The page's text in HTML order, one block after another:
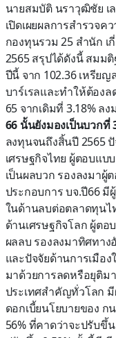
นายสมบัติ นราวุฒิชัย เ
เปิดเผยผลการสำรวจ
กองทุนรวม 25 สำนัก
2565 สรุปได้ดังนี้ สมม
ปีนี้ จาก 102.36 เหรีย
บาร์เรลและทำให้ต้อง
65 จากเดิมที่ 3.18% ล
66 นั้นยังมองเป็นบวกที่
ลงทุนจนถึงสิ้นปี 2565
เศรษฐกิจไทย ผู้ตอบแบ
เป็นผลบวก รองลงมาผู้
ประกอบการ บจ.ปี66 มี
ในด้านลบต่อตลาดทุนไ
ด้านเศรษฐกิจโลก ผู้ตอ
ผลลบ รองลงมาทิศทาง
และปัจจัยด้านการเมือ
มาด้วยการลดหรือยุติม
ประเทศสำคัญทั่วโลก
ดอกเบี้ยนโยบายของ ก
56% ที่คาดว่าจะปรับขึ้